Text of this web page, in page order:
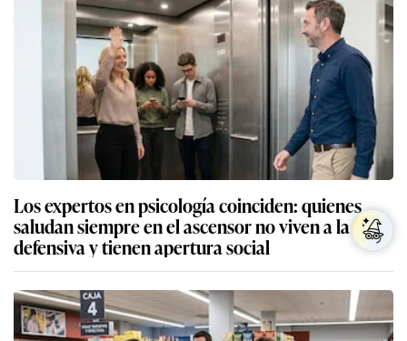
Los expertos en psicología coinciden: quienes
saludan siempre en el ascensor no viven a la
defensiva y tienen apertura social